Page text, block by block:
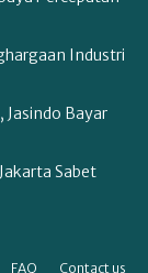
Industri
Jasindo Bayar
Sabet
FAQ Contact us